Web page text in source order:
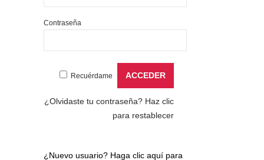
Contraseña
Recuérdame
¿Olvidaste tu contraseña? Haz clic
para restablecer
¿Nuevo usuario? Haga clic aquí para